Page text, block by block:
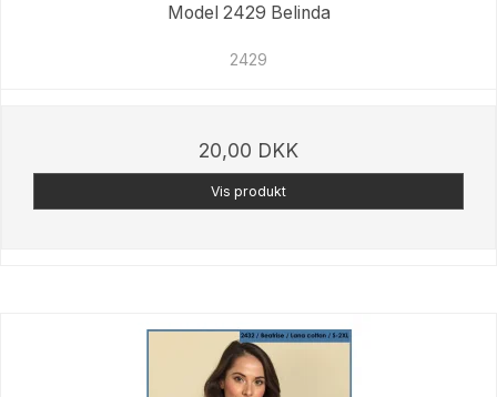
Model 2429 Belinda
2429
20,00 DKK
Vis produkt